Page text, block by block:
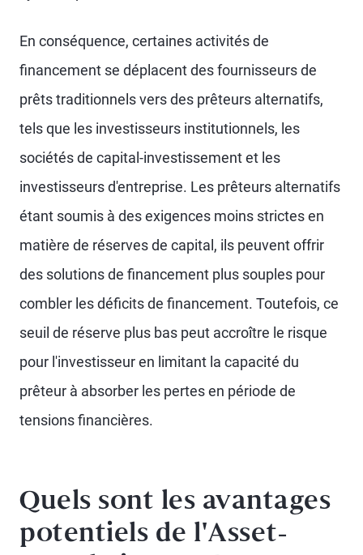
En conséquence, certaines activités de
financement se déplacent des fournisseurs de
prêts traditionnels vers des prêteurs alternatifs,
tels que les investisseurs institutionnels, les
sociétés de capital-investissement et les
investisseurs d'entreprise. Les prêteurs alternatifs
étant soumis à des exigences moins strictes en
matière de réserves de capital, ils peuvent offrir
des solutions de financement plus souples pour
combler les déficits de financement. Toutefois, ce
seuil de réserve plus bas peut accroître le risque
pour l'investisseur en limitant la capacité du
prêteur à absorber les pertes en période de
tensions financières.
Quels sont les avantages
potentiels de l'Asset-